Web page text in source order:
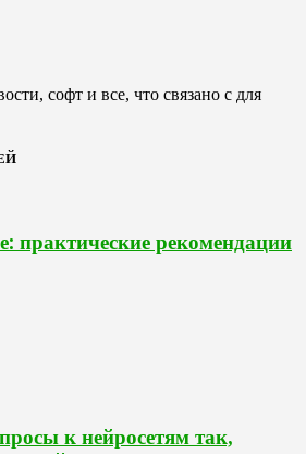
софт и все, что связано с для
практические рекомендации
к нейросетям так,